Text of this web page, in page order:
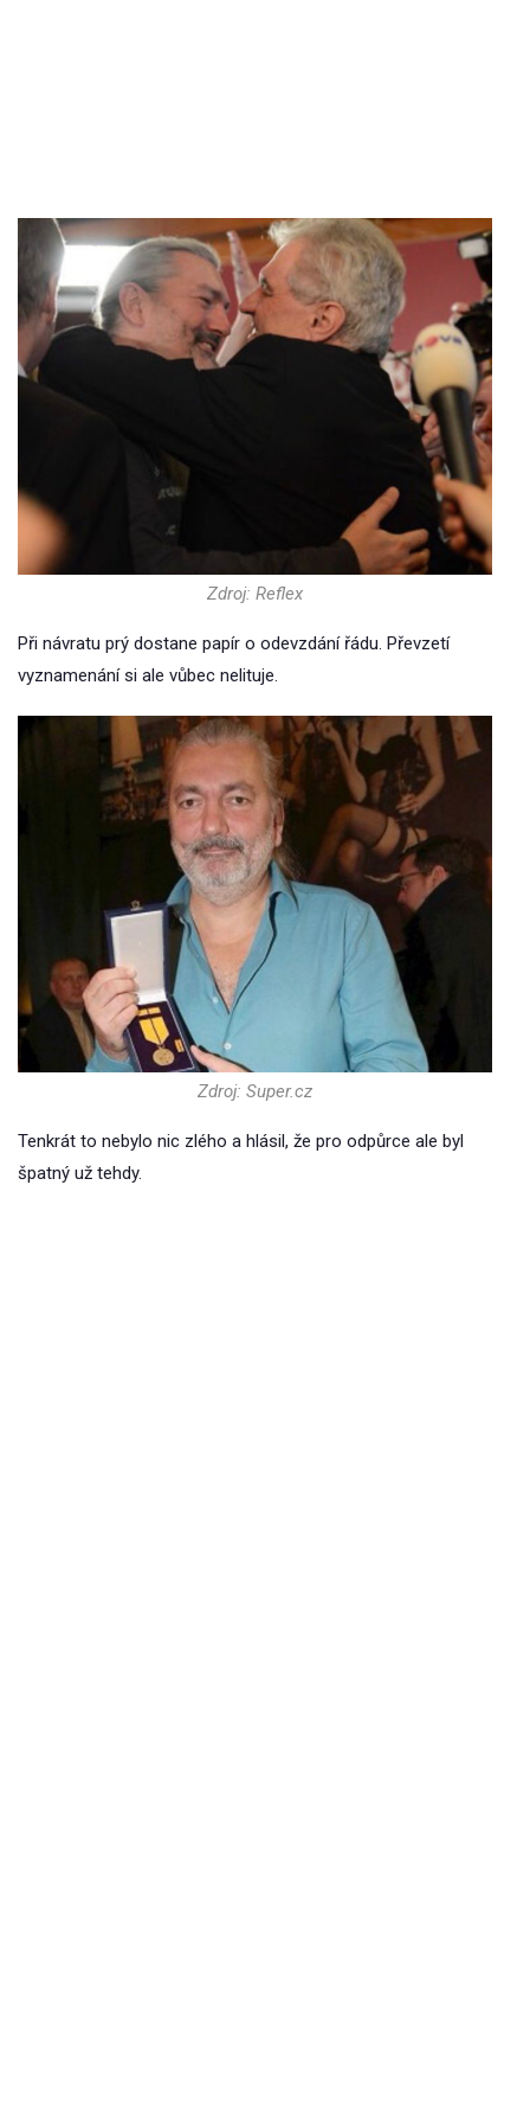
Zdroj: Reflex
Při návratu prý dostane papír o odevzdání řádu. Převzetí
vyznamenání si ale vůbec nelituje.
Zdroj: Super.cz
Tenkrát to nebylo nic zlého a hlásil, že pro odpůrce ale byl
špatný už tehdy.